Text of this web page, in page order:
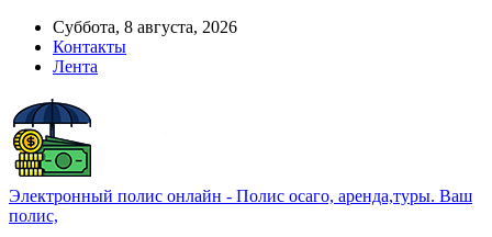
Суббота, 8 августа, 2026
Контакты
Лента
Электронный полис онлайн - Полис осаго, аренда,туры. Ваш
полис,